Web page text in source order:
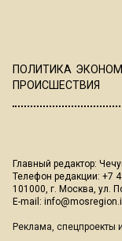
ПОЛИТИКА
ПРОИСШЕСТВИЯ
Главный редактор:
Телефон редакции: +7
101000, г. Москва, ул.
E-mail:
Реклама, спецпроекты